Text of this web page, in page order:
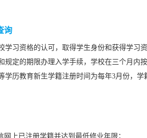
询
学习资格的认可，取得学生身份和获得学习
规定的期限办理入学手续，学校在三个月内
学历教育新生学籍注册时间为每年3月份，
网上已注册学籍并达到最低修业年限；